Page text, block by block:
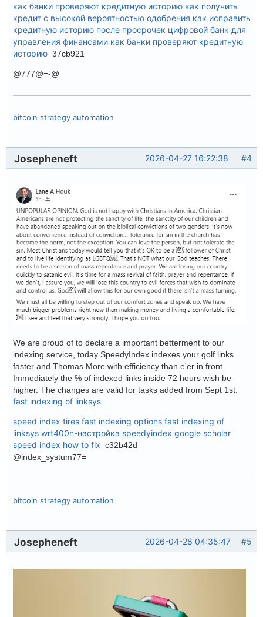
как банки проверяют кредитную историю как получить
кредит с высокой вероятностью одобрения как исправить
кредитную историю после просрочек цифровой банк для
управления финансами как банки проверяют кредитную
историю 37cb921
@777@=-@
bitcoin strategy automation
#4
2026-04-27 16:22:38
Josepheneft
We are proud of to declare a important betterment to our
indexing service, today SpeedyIndex indexes your golf links
faster and Thomas More with efficiency than e'er in front.
Immediately the % of indexed links inside 72 hours wish be
higher. The changes are valid for tasks added from Sept 1st.
fast indexing of linksys
speed index tires fast indexing options fast indexing of
linksys wrt400n-настройка speedyindex google scholar
speed index how to fix c32b42d
@index_systum77=
bitcoin strategy automation
#5
2026-04-28 04:35:47
Josepheneft